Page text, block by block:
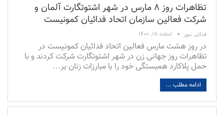
تظاهرات روز ۸ مارس در شهر اشتوتگارت آلمان و
شرکت فعالین سازمان اتحاد فدائیان کمونیست
فدائی نیوز اسفند ۱۸, ۱۴۰۰
در روز هشت مارس فعالین اتحاد فدائیان کمونیست در
تظاهرات روز جهانی زن در شهر اشتوتگارت شرکت کردند و با
حمل پلاکارد همبستگی خود را با مبارزات زنان بر…
ادامه مطلب ...